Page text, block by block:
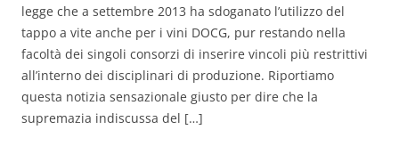
legge che a settembre 2013 ha sdoganato l’utilizzo del
tappo a vite anche per i vini DOCG, pur restando nella
facoltà dei singoli consorzi di inserire vincoli più restrittivi
all’interno dei disciplinari di produzione. Riportiamo
questa notizia sensazionale giusto per dire che la
supremazia indiscussa del […]